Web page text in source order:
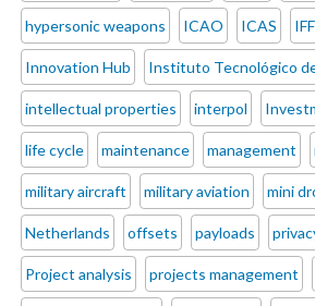
hypersonic weapons ICAO ICAS IFF
Innovation Hub Instituto Tecnológico
intellectual properties interpol
life cycle maintenance management
military aircraft military aviation mini
Netherlands offsets payloads
Project analysis projects management